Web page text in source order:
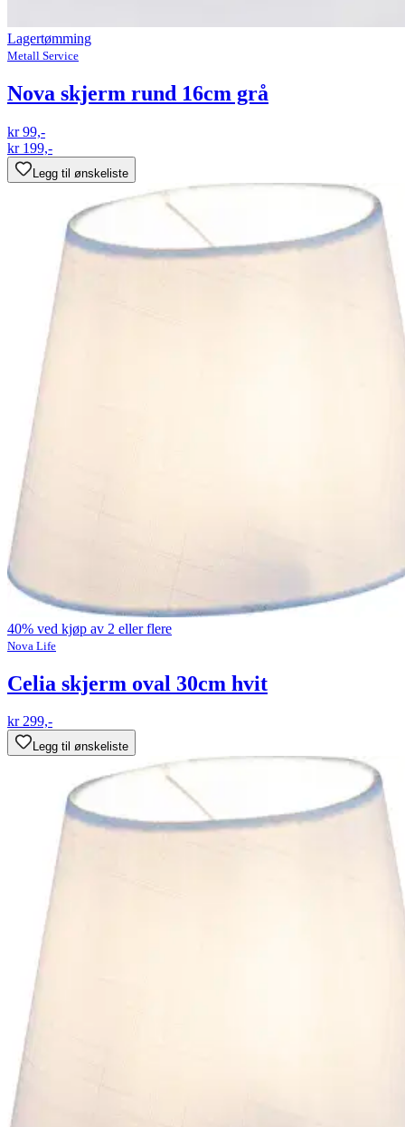
Lagertømming
Metall Service
Nova skjerm rund 16cm grå
kr 99,-
kr 199,-
Legg til ønskeliste
40% ved kjøp av 2 eller flere
Nova Life
Celia skjerm oval 30cm hvit
kr 299,-
Legg til ønskeliste